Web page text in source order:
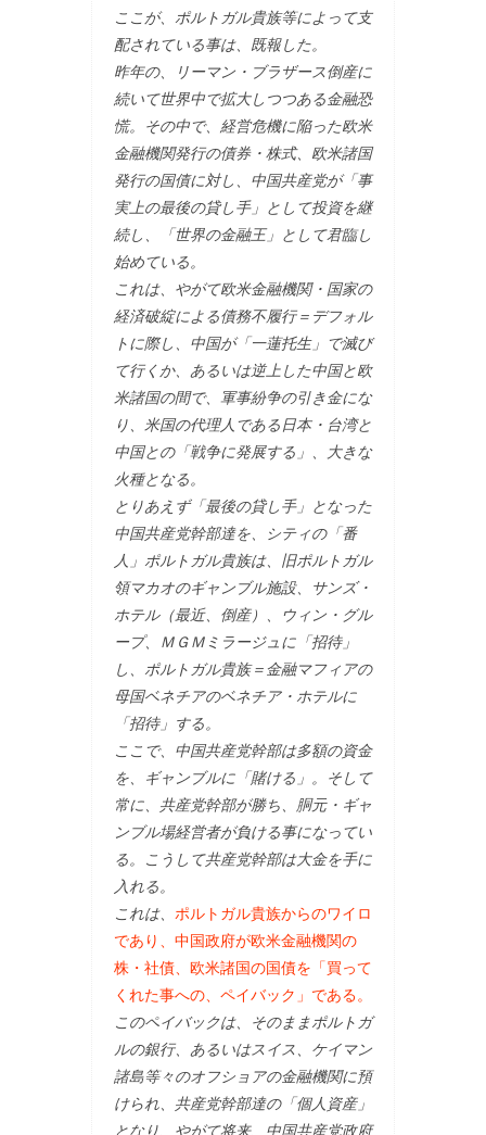
ここが、ポルトガル貴族等によって支
配されている事は、既報した。
昨年の、リーマン・ブラザース倒産に
続いて世界中で拡大しつつある金融恐
慌。その中で、経営危機に陥った欧米
金融機関発行の債券・株式、欧米諸国
発行の国債に対し、中国共産党が「事
実上の最後の貸し手」として投資を継
続し、「世界の金融王」として君臨し
始めている。
これは、やがて欧米金融機関・国家の
経済破綻による債務不履行＝デフォル
トに際し、中国が「一蓮托生」で滅び
て行くか、あるいは逆上した中国と欧
米諸国の間で、軍事紛争の引き金にな
り、米国の代理人である日本・台湾と
中国との「戦争に発展する」、大きな
火種となる。
とりあえず「最後の貸し手」となった
中国共産党幹部達を、シティの「番
人」ポルトガル貴族は、旧ポルトガル
領マカオのギャンブル施設、サンズ・
ホテル（最近、倒産）、ウィン・グル
ープ、ＭＧＭミラージュに「招待」
し、ポルトガル貴族＝金融マフィアの
母国ベネチアのベネチア・ホテルに
「招待」する。
ここで、中国共産党幹部は多額の資金
を、ギャンブルに「賭ける」。そして
常に、共産党幹部が勝ち、胴元・ギャ
ンブル場経営者が負ける事になってい
る。こうして共産党幹部は大金を手に
入れる。
これは、 ポルトガル貴族からのワイロ
であり、中国政府が欧米金融機関の
株・社債、欧米諸国の国債を「買って
くれた事への、ペイバック」である。
このペイバックは、そのままポルトガ
ルの銀行、あるいはスイス、ケイマン
諸島等々のオフショアの金融機関に預
けられ、共産党幹部達の「個人資産」
となり、やがて将来、中国共産党政府